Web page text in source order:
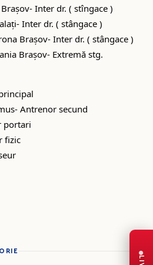
Inter dr. ( stîngace )
Inter dr. ( stângace )
Brașov- Inter dr. ( stângace )
Brașov- Extremă stg.
Antrenor secund
portari
fizic